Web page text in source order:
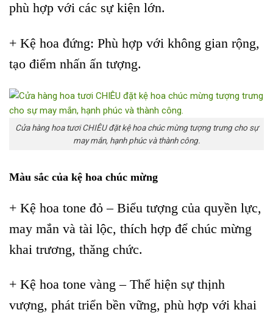
phù hợp với các sự kiện lớn.
+ Kệ hoa đứng: Phù hợp với không gian rộng,
tạo điểm nhấn ấn tượng.
Cửa hàng hoa tươi CHIÊU đặt kệ hoa chúc mừng tượng trưng cho sự
may mắn, hạnh phúc và thành công.
Màu sắc của kệ hoa chúc mừng
+ Kệ hoa tone đỏ – Biểu tượng của quyền lực,
may mắn và tài lộc, thích hợp để chúc mừng
khai trương, thăng chức.
+ Kệ hoa tone vàng – Thể hiện sự thịnh
vượng, phát triển bền vững, phù hợp với khai